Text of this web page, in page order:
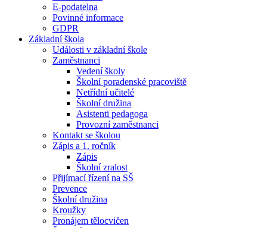
E-podatelna
Povinné informace
GDPR
Základní škola
Události v základní škole
Zaměstnanci
Vedení školy
Školní poradenské pracoviště
Netřídní učitelé
Školní družina
Asistenti pedagoga
Provozní zaměstnanci
Kontakt se školou
Zápis a 1. ročník
Zápis
Školní zralost
Přijímací řízení na SŠ
Prevence
Školní družina
Kroužky
Pronájem tělocvičen